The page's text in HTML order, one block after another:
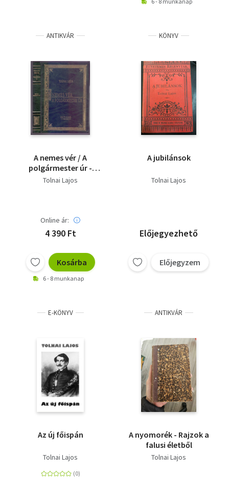
ANTIKVÁR
A nemes vér / A
polgármester úr -
díszkiadás |
Tolnai Lajos
Online ár:
4 390 Ft
Kosárba
6 - 8 munkanap
KÖNYV
A jubilánsok
Tolnai Lajos
Előjegyezhető
Előjegyzem
E-KÖNYV
Az új főispán
Tolnai Lajos
ANTIKVÁR
A nyomorék - Rajzok a
falusi életből
Tolnai Lajos